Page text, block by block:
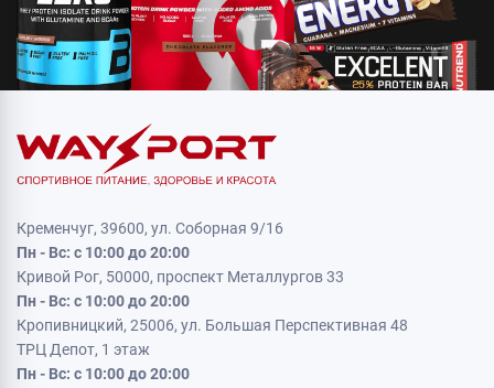
Кременчуг, 39600, ул. Соборная 9/16
Пн - Вс: с 10:00 до 20:00
Кривой Рог, 50000, проспект Металлургов 33
Пн - Вс: с 10:00 до 20:00
Кропивницкий, 25006, ул. Большая Перспективная 48
ТРЦ Депот, 1 этаж
Пн - Вс: с 10:00 до 20:00